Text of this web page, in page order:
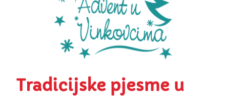
Tradicijske pjesme u